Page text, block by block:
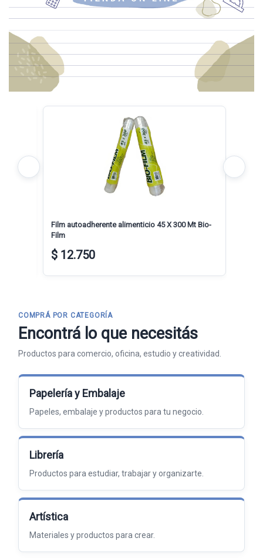
Film autoadherente alimenticio 45 X 300 Mt Bio-
Film
$ 12.750
COMPRÁ POR CATEGORÍA
Encontrá lo que necesitás
Productos para comercio, oficina, estudio y creatividad.
Papelería y Embalaje
Papeles, embalaje y productos para tu negocio.
Librería
Productos para estudiar, trabajar y organizarte.
Artística
Materiales y productos para crear.